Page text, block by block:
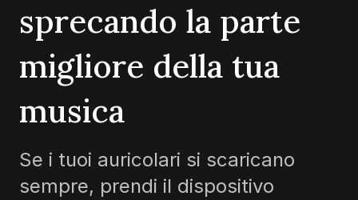
sprecando la parte
migliore della tua
musica
Se i tuoi auricolari si scaricano
sempre, prendi il dispositivo